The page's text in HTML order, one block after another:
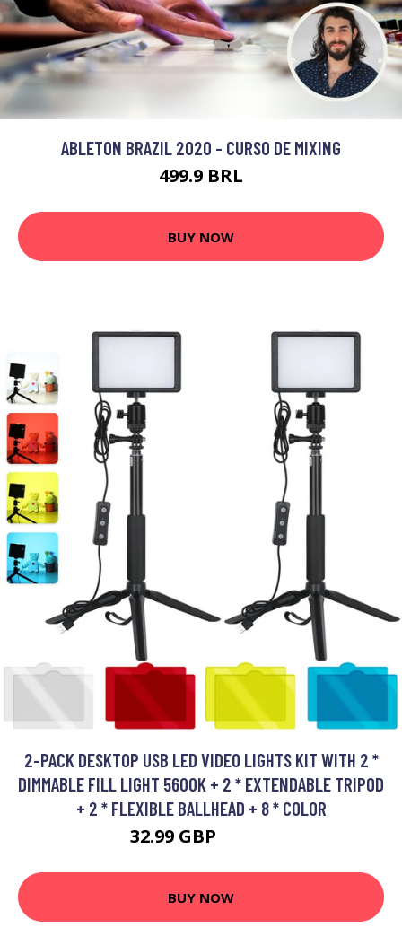
ABLETON BRAZIL 2020 - CURSO DE MIXING
499.9 BRL
BUY NOW
2-PACK DESKTOP USB LED VIDEO LIGHTS KIT WITH 2 *
DIMMABLE FILL LIGHT 5600K + 2 * EXTENDABLE TRIPOD
+ 2 * FLEXIBLE BALLHEAD + 8 * COLOR
32.99 GBP
BUY NOW